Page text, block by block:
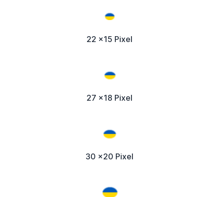
22 x15 Pixel
27 x18 Pixel
30 x20 Pixel